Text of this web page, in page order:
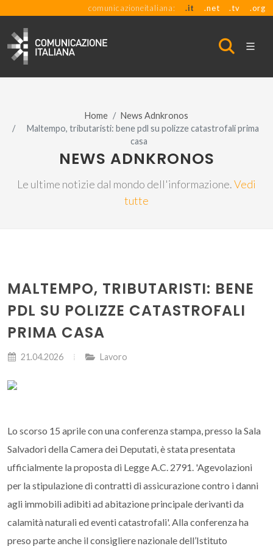
comunicazioneitaliana: .it .net .tv .org
Home
News Adnkronos
Maltempo, tributaristi: bene pdl su polizze catastrofali prima
casa
NEWS ADNKRONOS
Le ultime notizie dal mondo dell'informazione.Vedi
tutte
MALTEMPO, TRIBUTARISTI: BENE
PDL SU POLIZZE CATASTROFALI
PRIMA CASA
21.04.2026 Lavoro
Lo scorso 15 aprile con una conferenza stampa, presso la Sala
Salvadori della Camera dei Deputati, è stata presentata
ufficialmente la proposta di Legge A.C. 2791. 'Agevolazioni
per la stipulazione di contratti di assicurazione contro i danni
agli immobili adibiti ad abitazione principale derivanti da
calamità naturali ed eventi catastrofali'. Alla conferenza ha
preso parte anche il consigliere nazionale dell’Istituto